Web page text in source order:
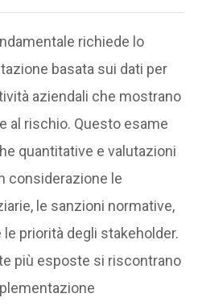
richiede lo
basata sui dati per
aziendali che mostrano
al rischio. Questo esame
quantitative e valutazioni
considerazione le
le sanzioni normative,
priorità degli stakeholder.
più esposte si riscontrano